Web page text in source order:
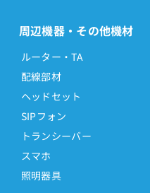
周辺機器・その他機材
ルーター・TA
配線部材
ヘッドセット
SIPフォン
トランシーバー
スマホ
照明器具